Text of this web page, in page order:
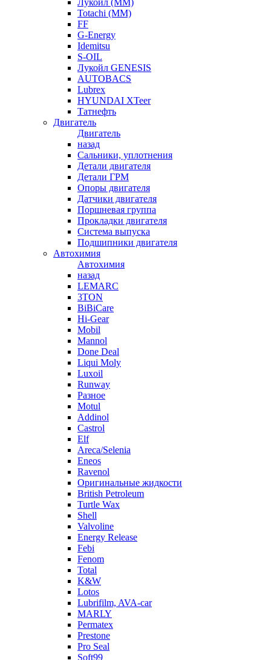
Лукойл (ММ)
Totachi (MM)
FF
G-Energy
Idemitsu
S-OIL
Лукойл GENESIS
AUTOBACS
Lubrex
HYUNDAI XTeer
Татнефть
Двигатель
Двигатель
назад
Сальники, уплотнения
Детали двигателя
Детали ГРМ
Опоры двигателя
Датчики двигателя
Поршневая группа
Прокладки двигателя
Система выпуска
Подшипники двигателя
Автохимия
Автохимия
назад
LEMARC
3TON
BiBiCare
Hi-Gear
Mobil
Mannol
Done Deal
Liqui Moly
Luxoil
Runway
Разное
Motul
Addinol
Castrol
Elf
Areca/Selenia
Eneos
Ravenol
Оригинальные жидкости
British Petroleum
Turtle Wax
Shell
Valvoline
Energy Release
Febi
Fenom
Total
K&W
Lotos
Lubrifilm, AVA-car
MARLY
Permatex
Prestone
Pro Seal
Soft99